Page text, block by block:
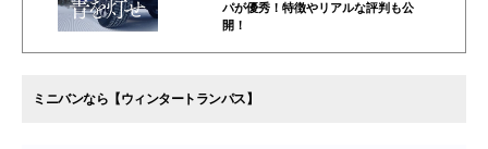
パが優秀！特徴やリアルな評判も公
開！
ミニバンなら【ウィンタートランパス】